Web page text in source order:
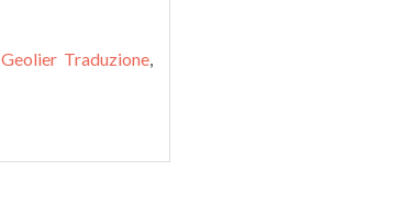
Traduzione,